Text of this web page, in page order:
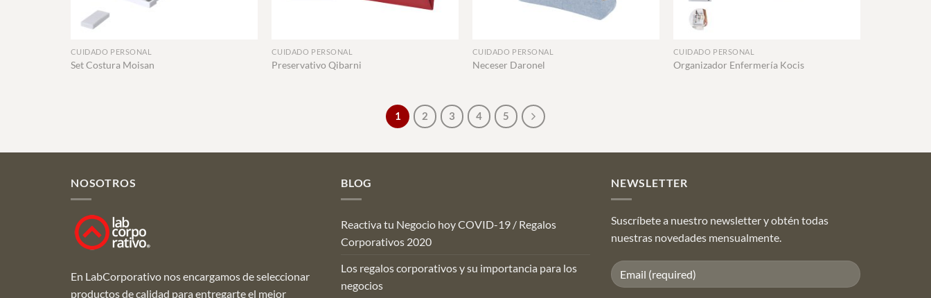
+
CUIDADO PERSONAL
Set Costura Moisan
CUIDADO PERSONAL
Preservativo Qibarni
CUIDADO PERSONAL
Neceser Daronel
+
CUIDADO PERSONAL
Organizador Enfermería Kocis
1 2 3 4 5
NOSOTROS
En LabCorporativo nos encargamos de seleccionar
productos de calidad para entregarte el mejor
BLOG
Reactiva tu Negocio hoy COVID-19 / Regalos
Corporativos 2020
Los regalos corporativos y su importancia para los
negocios
NEWSLETTER
Suscríbete a nuestro newsletter y obtén todas
nuestras novedades mensualmente.